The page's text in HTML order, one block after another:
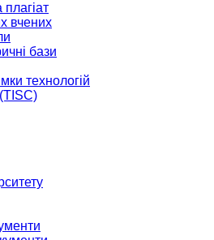
вчених
бази
технологій